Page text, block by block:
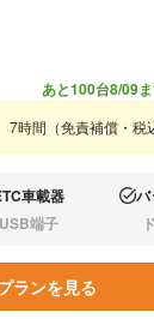
あと100台8/09
7時間（免責補償・税
: 車載器 あり:
:
USB端子 なし:
ランを見る